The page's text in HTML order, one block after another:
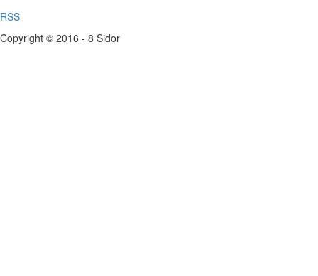
RSS
Copyright © 2016 - 8 Sidor